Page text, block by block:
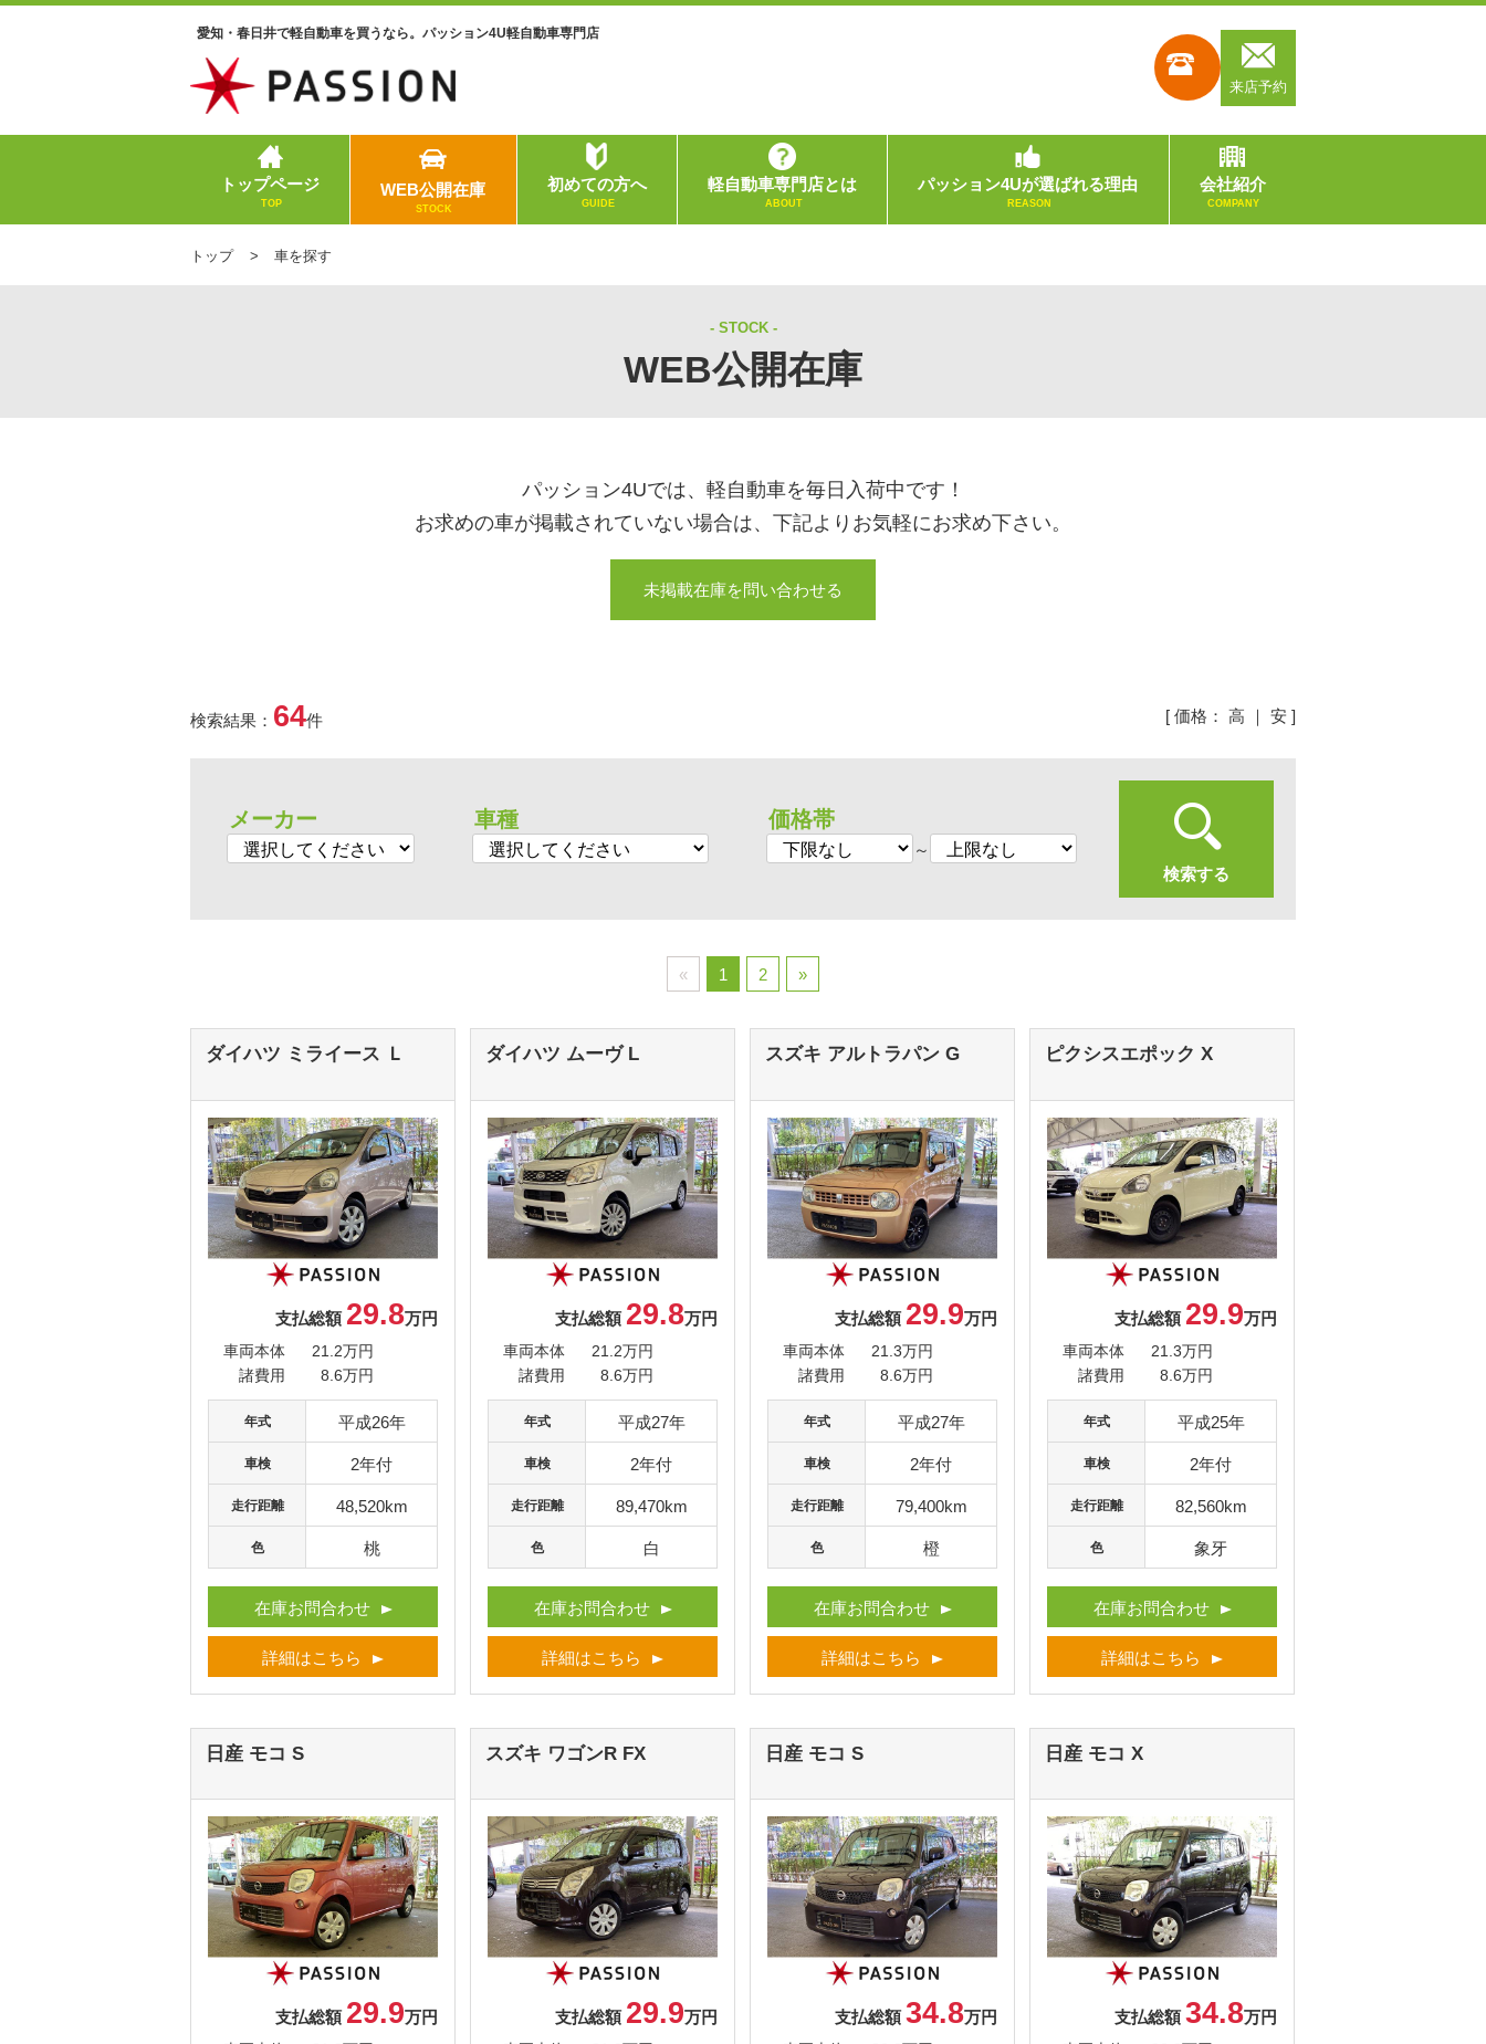
愛知・春日井で軽自動車を買うなら。パッション4U軽自動車専門店
来店予約
トップページ
TOP
WEB公開在庫
STOCK
初めての方へ
GUIDE
軽自動車専門店とは
ABOUT
パッション4Uが選ばれる理由
REASON
会社紹介
COMPANY
トップ 車を探す
STOCK
WEB公開在庫
パッション4Uでは、軽自動車を毎日入荷中です！
お求めの車が掲載されていない場合は、下記よりお気軽にお求め下さい。
未掲載在庫を問い合わせる
検索結果： 64件 [ 価格： 高 ｜ 安 ]
メーカー 車種 価格帯
～
« 1 2 »
ダイハツ ミライース Ｌ
支払総額 29.8万円
車両本体
21.2万円
諸費用
8.6万円
年式 平成26年
車検 2年付
走行距離 48,520km
色 桃
在庫お問合わせ
詳細はこちら
ダイハツ ムーヴ L
支払総額 29.8万円
車両本体
21.2万円
諸費用
8.6万円
年式 平成27年
車検 2年付
走行距離 89,470km
色 白
在庫お問合わせ
詳細はこちら
スズキ アルトラパン G
支払総額 29.9万円
車両本体
21.3万円
諸費用
8.6万円
年式 平成27年
車検 2年付
走行距離 79,400km
色 橙
在庫お問合わせ
詳細はこちら
ピクシスエポック X
支払総額 29.9万円
車両本体
21.3万円
諸費用
8.6万円
年式 平成25年
車検 2年付
走行距離 82,560km
色 象牙
在庫お問合わせ
詳細はこちら
日産 モコ S
支払総額 29.9万円
スズキ ワゴンR FX
支払総額 29.9万円
日産 モコ S
支払総額34.8万円
日産 モコ X
支払総額34.8万円